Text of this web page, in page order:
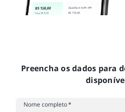
Preencha os dados para
Nome completo*